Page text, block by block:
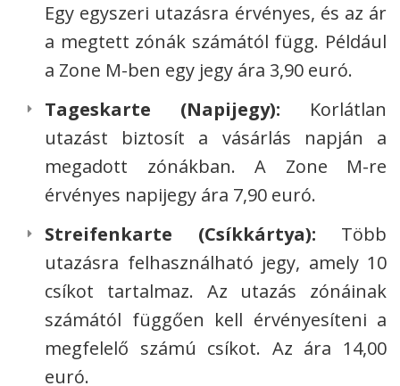
Egy egyszeri utazásra érvényes, és az ár
a megtett zónák számától függ. Például
a Zone M-ben egy jegy ára 3,90 euró.
Tageskarte (Napijegy): Korlátlan
utazást biztosít a vásárlás napján a
megadott zónákban. A Zone M-re
érvényes napijegy ára 7,90 euró.
Streifenkarte (Csíkkártya): Több
utazásra felhasználható jegy, amely 10
csíkot tartalmaz. Az utazás zónáinak
számától függően kell érvényesíteni a
megfelelő számú csíkot. Az ára 14,00
euró.